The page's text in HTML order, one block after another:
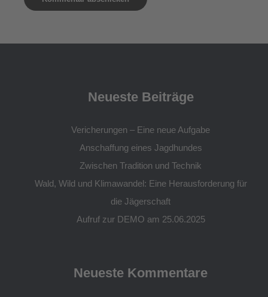
Neueste Beiträge
Vericherungen – Eine neue Aufgabe
Anschaffung eines Jagdhundes
Zwischen Tradition und Technik
Wald, Wild und Klimawandel: Eine Herausforderung für
die Jägerschaft
Aufruf zur DEMO am 25.06.2025
Neueste Kommentare